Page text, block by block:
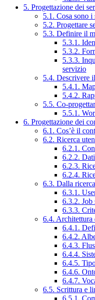
5. Progettazione dei
5.1. Cosa sono
5.2. Progettare
5.3. Definire il
5.3.1.
5.3.2.
5.3.3.
servizio
5.4. Descrivere
5.4.1.
5.4.2.
5.5. Co-
5.5.1.
6. Progettazione dei
6.1. Cos’è il
6.2. Ricerca
6.2.1.
6.2.2.
6.2.3.
6.2.4.
6.3. Dalla
6.3.1.
6.3.2. Job
6.3.3.
6.4. Architettura
6.4.1.
6.4.2.
6.4.3.
6.4.4.
6.4.5.
6.4.6.
6.4.7.
6.5. Scrittura e
6.5.1.